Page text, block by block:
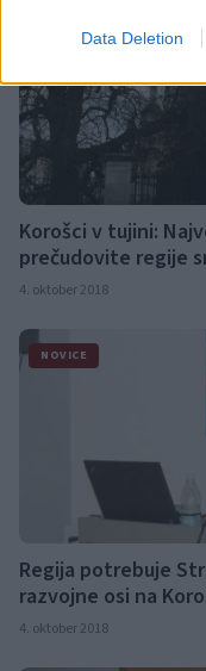
Data Deletion
Korošci v tujini:
prečudovite regije
4. oktober 2018
NOVICE
Regija potrebuje
razvojne osi na
4. oktober 2018